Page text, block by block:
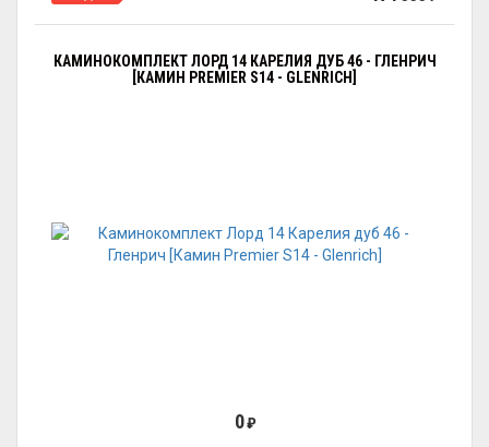
КАМИНОКОМПЛЕКТ ЛОРД 14 КАРЕЛИЯ ДУБ 46 - ГЛЕНРИЧ
[КАМИН PREMIER S14 - GLENRICH]
0₽